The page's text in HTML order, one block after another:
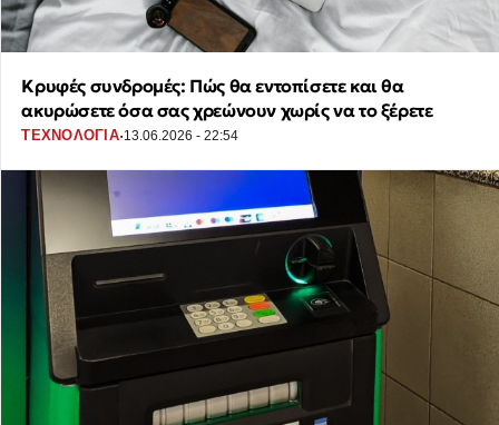
Κρυφές συνδρομές: Πώς θα εντοπίσετε και θα
ακυρώσετε όσα σας χρεώνουν χωρίς να το ξέρετε
ΤΕΧΝΟΛΟΓΙΑ·13.06.2026 - 22:54